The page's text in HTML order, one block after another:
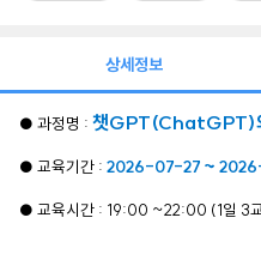
상세정보
● 과정명 : 챗GPT(ChatGPT)
● 교육기간 : 2026-07-27 ~
● 교육시간 : 19:00 ~22:00 (1일 3